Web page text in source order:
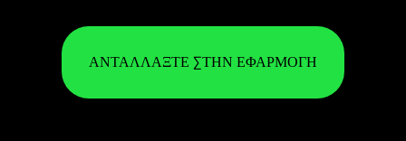
ΑΝΤΑΛΛΆΞΤΕ ΣΤΗΝ ΕΦΑΡΜΟΓΉ